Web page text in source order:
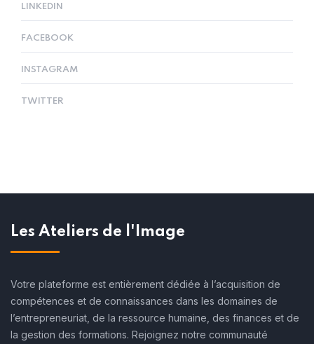
LINKEDIN
FACEBOOK
INSTAGRAM
TWITTER
Les Ateliers de l'Image
Votre plateforme est entièrement dédiée à l’acquisition de
compétences et de connaissances dans les domaines de
l’entrepreneuriat, de la ressource humaine, des finances et de
la gestion des formations. Rejoignez notre communauté